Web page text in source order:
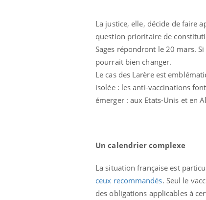
La justice, elle, décide de faire
question prioritaire de
Sages répondront le 20 mars.
pourrait bien changer.
Le cas des Larère est
isolée : les anti-vaccinations
émerger : aux Etats-Unis et en
Un calendrier complexe
La situation française est
ceux recommandés. Seul le
des obligations applicables à